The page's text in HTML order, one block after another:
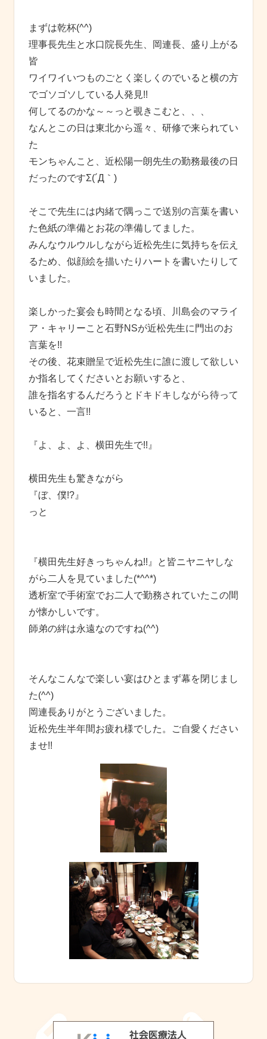
まずは乾杯(^^)
理事長先生と水口院長先生、岡連長、盛り上がる
皆
ワイワイいつものごとく楽しくのでいると横の方
でゴソゴソしている人発見!!
何してるのかな～～っと覗きこむと、、、
なんとこの日は東北から遥々、研修で来られてい
た
モンちゃんこと、近松陽一朗先生の勤務最後の日
だったのですΣ(´Д｀)
そこで先生には内緒で隅っこで送別の言葉を書い
た色紙の準備とお花の準備してました。
みんなウルウルしながら近松先生に気持ちを伝え
るため、似顔絵を描いたりハートを書いたりして
いました。
楽しかった宴会も時間となる頃、川島会のマライ
ア・キャリーこと石野NSが近松先生に門出のお
言葉を!!
その後、花束贈呈で近松先生に誰に渡して欲しい
か指名してくださいとお願いすると、
誰を指名するんだろうとドキドキしながら待って
いると、一言!!
『よ、よ、よ、横田先生で!!』
横田先生も驚きながら
『ぼ、僕!?』
っと
『横田先生好きっちゃんね!!』と皆ニヤニヤしな
がら二人を見ていました(*^^*)
透析室で手術室でお二人で勤務されていたこの間
が懐かしいです。
師弟の絆は永遠なのですね(^^)
そんなこんなで楽しい宴はひとまず幕を閉じまし
た(^^)
岡連長ありがとうございました。
近松先生半年間お疲れ様でした。ご自愛ください
ませ!!